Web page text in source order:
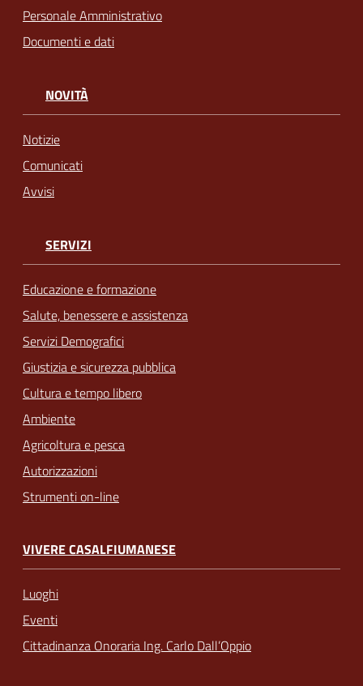
Personale Amministrativo
Documenti e dati
NOVITÀ
Notizie
Comunicati
Avvisi
SERVIZI
Educazione e formazione
Salute, benessere e assistenza
Servizi Demografici
Giustizia e sicurezza pubblica
Cultura e tempo libero
Ambiente
Agricoltura e pesca
Autorizzazioni
Strumenti on-line
VIVERE CASALFIUMANESE
Luoghi
Eventi
Cittadinanza Onoraria Ing. Carlo Dall’Oppio